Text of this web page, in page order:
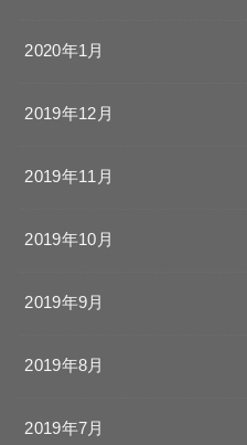
2020年1月
2019年12月
2019年11月
2019年10月
2019年9月
2019年8月
2019年7月